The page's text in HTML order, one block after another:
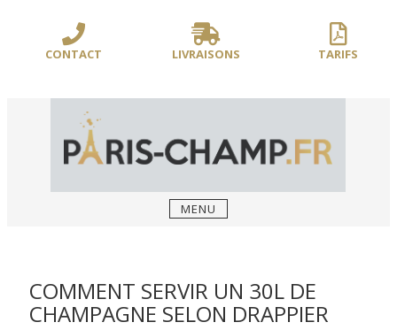
contenuCONTACT LIVRAISONS TARIFS
BOUSSOLE **/
MENU
COMMENT SERVIR UN 30L DE
CHAMPAGNE SELON DRAPPIER